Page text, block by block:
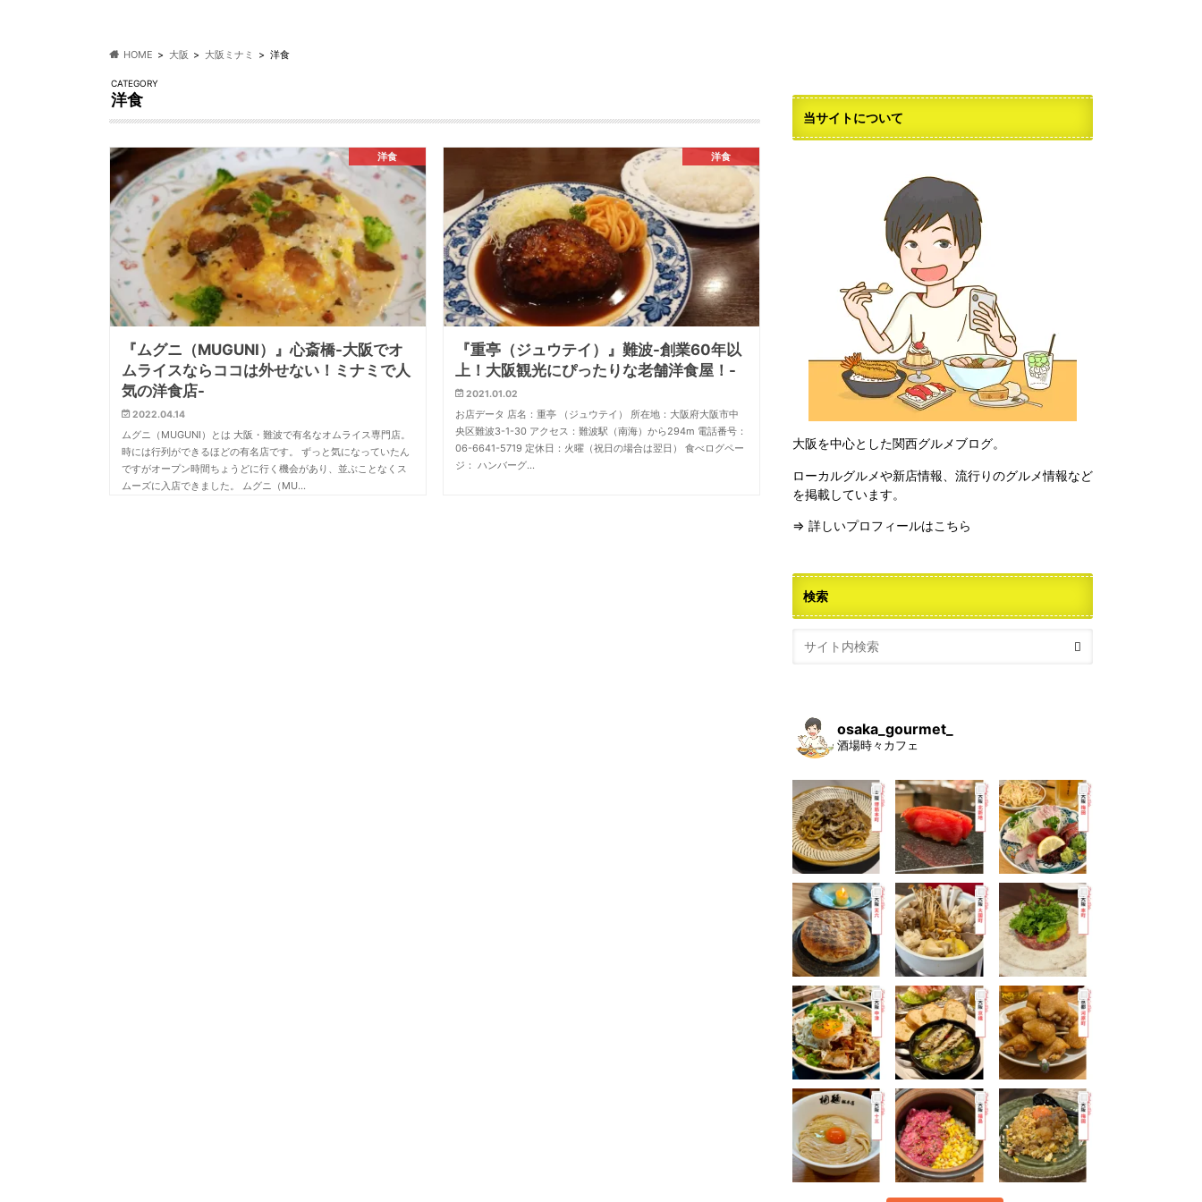
HOME 大阪 大阪ミナミ 洋食
CATEGORY
洋食
洋食
『ムグニ（MUGUNI）』心斎橋-大阪でオ
ムライスならココは外せない！ミナミで人
気の洋食店-
2022.04.14
ムグニ（MUGUNI）とは 大阪・難波で有名なオムライス専門店。
時には行列ができるほどの有名店です。 ずっと気になっていたん
ですがオープン時間ちょうどに行く機会があり、並ぶことなくス
ムーズに入店できました。 ムグニ（MU…
洋食
『重亭（ジュウテイ）』難波-創業60年以
上！大阪観光にぴったりな老舗洋食屋！-
2021.01.02
お店データ 店名：重亭 （ジュウテイ） 所在地：大阪府大阪市中
央区難波3-1-30 アクセス：難波駅（南海）から294m 電話番号：
06-6641-5719 定休日：火曜（祝日の場合は翌日） 食べログペー
ジ： ハンバーグ…
当サイトについて
大阪を中心とした関西グルメブログ。
ローカルグルメや新店情報、流行りのグルメ情報など
を掲載しています。
⇒ 詳しいプロフィールはこちら
検索
osaka_gourmet_
酒場時々カフェ